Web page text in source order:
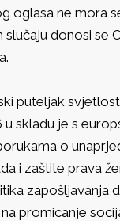
oglasa ne mora
slučaju donosi se
puteljak
u skladu je s
o
i zaštite prava
zapošljavanja
promicanje